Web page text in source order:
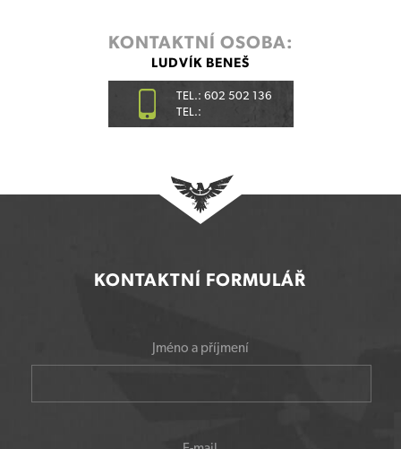
KONTAKTNÍ OSOBA:
LUDVÍK BENEŠ
TEL.: 602 502 136
TEL.:
KONTAKTNÍ FORMULÁŘ
Jméno a příjmení